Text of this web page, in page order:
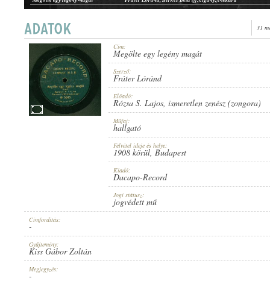
ERSCHEINUNGSJAHR: 1908 KÖRÜL
DACAPO-RECORD
PLATTENAUFNAHME:
31
Cím:
Megölte egy legény magát
Szerző:
Fráter Lóránd
Előadó:
Rózsa S. Lajos, ismeretlen zenész (zongora)
Műfaj:
hallgató
Felvétel ideje és helye:
1908 körül, Budapest
Kiadó:
Dacapo-Record
Jogi státusz:
jogvédett mű
Címfordítás:
-
Gyűjtemény:
Kiss Gábor Zoltán
Megjegyzés:
-